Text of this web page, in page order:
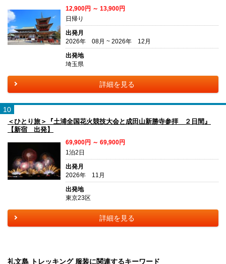
12,900円 ～ 13,900円
日帰り
出発月
2026年 08月 ~ 2026年 12月
出発地
埼玉県
詳細を見る
10
＜ひとり旅＞『土浦全国花火競技大会と成田山新勝寺参拝 ２日間』
【新宿 出発】
69,900円 ～ 69,900円
1泊2日
出発月
2026年 11月
出発地
東京23区
詳細を見る
礼文島 トレッキング 服装に関連するキーワード